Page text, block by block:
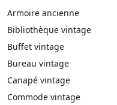
Armoire ancienne
Bibliothèque vintage
Buffet vintage
Bureau vintage
Canapé vintage
Commode vintage